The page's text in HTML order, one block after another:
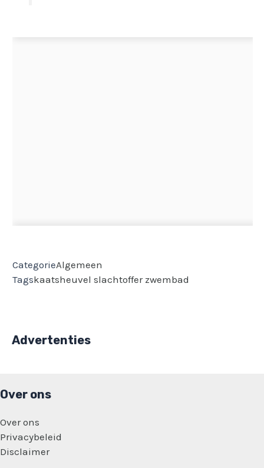
CategorieAlgemeen
Tagskaatsheuvel slachtoffer zwembad
Advertenties
Over ons
Over ons
Privacybeleid
Disclaimer